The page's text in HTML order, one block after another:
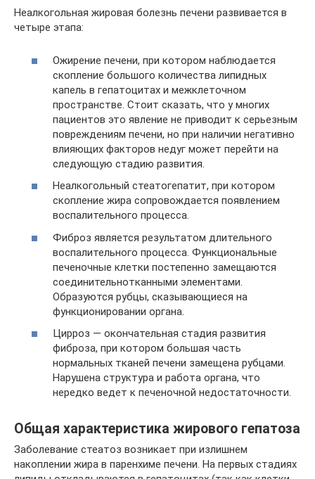
Неалкогольная жировая болезнь печени развивается в
четыре этапа:
Ожирение печени, при котором наблюдается
скопление большого количества липидных
капель в гепатоцитах и межклеточном
пространстве. Стоит сказать, что у многих
пациентов это явление не приводит к серьезным
повреждениям печени, но при наличии негативно
влияющих факторов недуг может перейти на
следующую стадию развития.
Неалкогольный стеатогепатит, при котором
скопление жира сопровождается появлением
воспалительного процесса.
Фиброз является результатом длительного
воспалительного процесса. Функциональные
печеночные клетки постепенно замещаются
соединительнотканными элементами.
Образуются рубцы, сказывающиеся на
функционировании органа.
Цирроз — окончательная стадия развития
фиброза, при котором большая часть
нормальных тканей печени замещена рубцами.
Нарушена структура и работа органа, что
нередко ведет к печеночной недостаточности.
Общая характеристика жирового гепатоза
Заболевание стеатоз возникает при излишнем
накоплении жира в паренхиме печени. На первых стадиях